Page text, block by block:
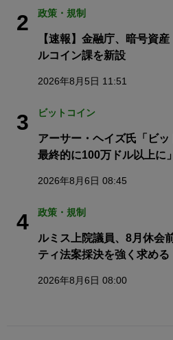
2 政策・規制
【速報】金融庁、暗号資
ルコイン課を新設
2026年8月5日 11:51
3 ビットコイン
アーサー・ヘイズ氏「ビッ
最終的に100万ドル以上に」
2026年8月6日 08:45
4 政策・規制
ルミス上院議員、8月休会
ティ法案採決を強く求める
2026年8月6日 08:00